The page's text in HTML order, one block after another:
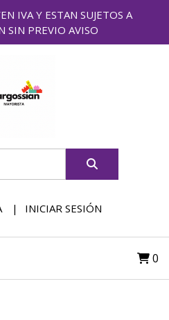
IVA Y ESTAN SUJETOS A
SIN PREVIO AVISO
INICIAR SESIÓN
0